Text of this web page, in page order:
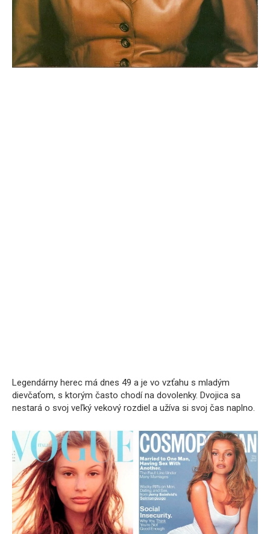
Legendárny herec má dnes 49 a je vo vzťahu s mladým
dievčaťom, s ktorým často chodí na dovolenky. Dvojica sa
nestará o svoj veľký vekový rozdiel a užíva si svoj čas naplno.